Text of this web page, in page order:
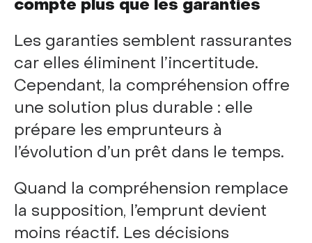
compte plus que les garanties
Les garanties semblent rassurantes
car elles éliminent l’incertitude.
Cependant, la compréhension offre
une solution plus durable : elle
prépare les emprunteurs à
l’évolution d’un prêt dans le temps.
Quand la compréhension remplace
la supposition, l’emprunt devient
moins réactif. Les décisions